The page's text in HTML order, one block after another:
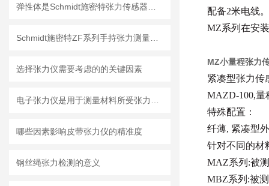
选择张力仪需要考虑的的关键因素
哪些因素影响皮带张力仪的精准度
钢丝绳张力检测的意义
配备2米电线。
MZ系列在安
MZ小量程张力
紧凑型张力传
MAZD-100,量
特殊配置：
纤薄, 紧凑型
针对不同的材
MAZ系列:被
MBZ系列:被